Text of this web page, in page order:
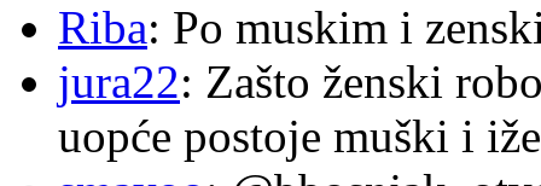
Riba: Po muskim i
jura22: Zašto ženski
uopće postoje muški i